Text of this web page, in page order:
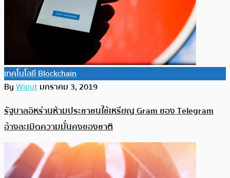
เทคโนโลยี Blockchain
ByWiputมกราคม 3, 2019
รัฐบาลอิหร่านห้ามประชาชนใช้เหรียญ Gram ของ Telegram
อ้างละเมิดความมั่นคงของชาติ